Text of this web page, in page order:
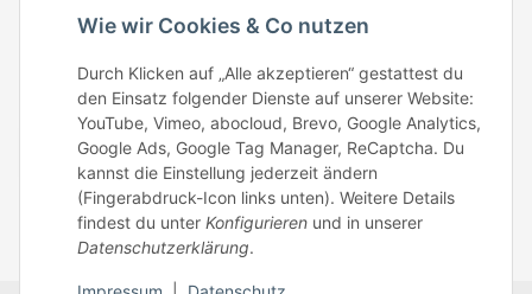
Wie wir Cookies & Co nutzen
Durch Klicken auf „Alle akzeptieren“ gestattest du
den Einsatz folgender Dienste auf unserer Website:
YouTube, Vimeo, abocloud, Brevo, Google Analytics,
Google Ads, Google Tag Manager, ReCaptcha. Du
kannst die Einstellung jederzeit ändern
(Fingerabdruck-Icon links unten). Weitere Details
findest du unter Konfigurieren und in unserer
Datenschutzerklärung.
Telefonisch erreichst du uns:
Telefonnr.: 0951/70045771
Zum Kontakt